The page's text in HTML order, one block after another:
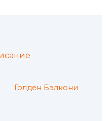
Голден Бэлкони